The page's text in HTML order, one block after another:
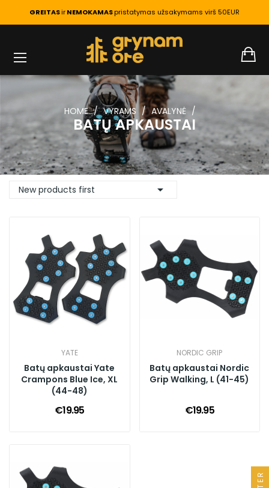
GREITASirNEMOKAMASpristatymas užsakymams virš 50EUR
HOME VYRAMS AVALYNĖ
BATŲ APKAUSTAI
New products first 
YATE
Batų apkaustai Yate
Crampons Blue Ice, XL
(44-48)
€19.95
NORDIC GRIP
Batų apkaustai Nordic
Grip Walking, L (41-45)
€19.95